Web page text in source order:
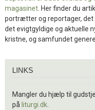
magasinet . Her finder du
portrætter og reportager, det
det evigtgyldige og aktuelle
kristne, og samfundet
LINKS
Mangler du hjælp til
på liturgi.dk